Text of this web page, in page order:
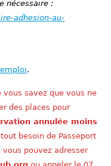
nécessaire :
adhesion-au-
.
vous savez que vous ne
des places pour
annulée moins
tout besoin de Passeport
vous pouvez adresser